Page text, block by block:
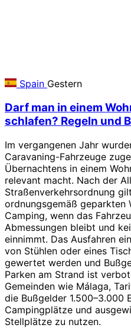
Spain Gestern
Darf man in einem
schlafen? Regeln und
Im vergangenen Jahr
Caravaning-Fahrzeuge
Übernachtens in einem
relevant macht. Nach der
Straßenverkehrsordnung
ordnungsgemäß geparkten
Camping, wenn das
Abmessungen bleibt und
einnimmt. Das Ausfahren
von Stühlen oder eines
gewertet werden und
Parken am Strand ist
Gemeinden wie Málaga,
die Bußgelder 1.500–3.000
Campingplätze und
Stellplätze zu nutzen.